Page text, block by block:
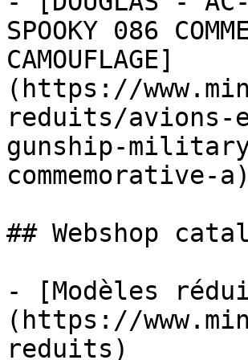
SPOOKY 086
CAMOUFLAGE]
(https://
reduits/avions-
gunship-
commemorative-a)
## Webshop
- [Modèles
(https://
reduits)